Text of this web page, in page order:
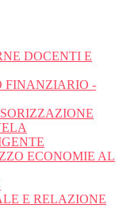
DOCENTI E
FINANZIARIO -
ECONOMIE AL
E RELAZIONE